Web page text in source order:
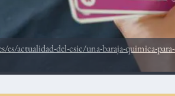
es/actualidad-del-csic/una-baraja-quimica-